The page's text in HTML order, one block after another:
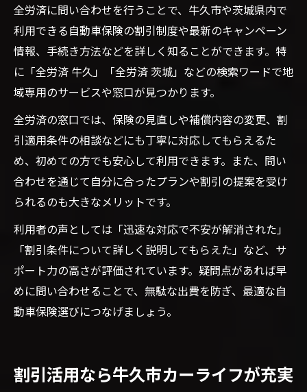
全労済に問い合わせを行うことで、牛久市や茨城県内で
利用できる自動車保険の割引制度や最新のキャンペーン
情報、手続き方法などを詳しく知ることができます。特
に「全労済 牛久」「全労済 茨城」などの検索ワードで地
域専用のサービスや窓口が見つかります。
全労済の窓口では、保険の見直しや補償内容の変更、割
引適用条件の相談などにも丁寧に対応してもらえるた
め、初めての方でも安心して利用できます。また、問い
合わせを通じて自分に合ったプランや割引の提案を受け
られるのも大きなメリットです。
利用者の声としては「迅速な対応で不安が解消された」
「割引条件について詳しく説明してもらえた」など、サ
ポート力の高さが評価されています。疑問点があれば早
めに問い合わせることで、無駄な出費を防ぎ、最適な自
動車保険選びにつなげましょう。
割引活用なら牛久市カーライフが充実